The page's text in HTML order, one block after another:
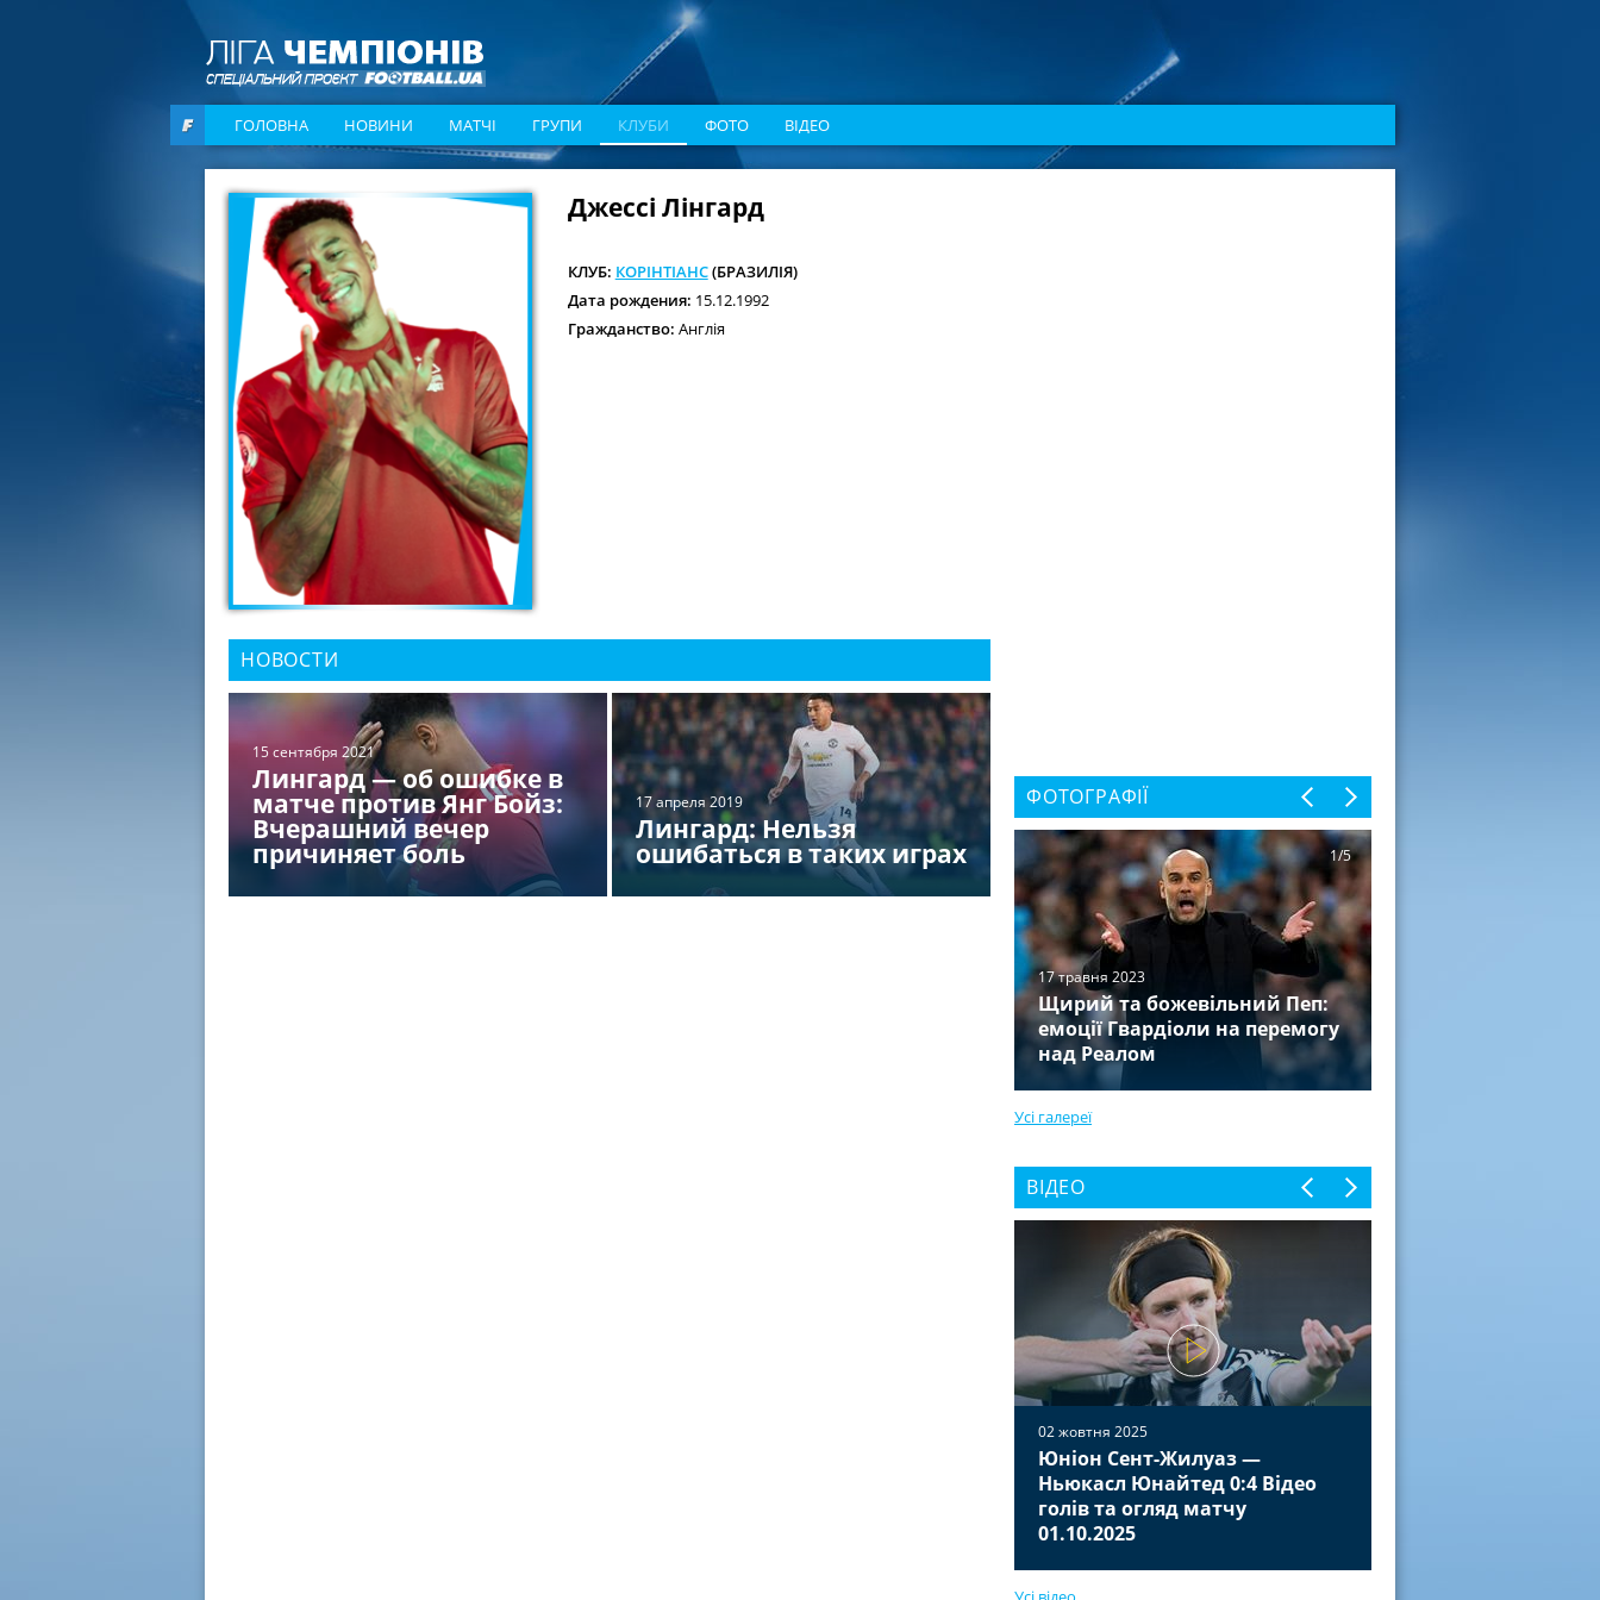
ГОЛОВНА НОВИНИ МАТЧІ ГРУПИ КЛУБИ ФОТО ВІДЕО
Джессі Лінгард
КЛУБ: КОРІНТІАНС(БРАЗИЛІЯ)
Дата рождения: 15.12.1992
Гражданство: Англія
НОВОСТИ
15 сентября 2021
Лингард — об ошибке в
матче против Янг Бойз:
Вчерашний вечер
причиняет боль
17 апреля 2019
Лингард: Нельзя
ошибаться в таких играх
ФОТОГРАФІЇ
17 травня 2023
Щирий та божевільний Пеп:
емоції Гвардіоли на перемогу
над Реалом
1/5
Усі галереї
ВІДЕО
02 жовтня 2025
Юніон Сент-Жилуаз —
Ньюкасл Юнайтед 0:4 Відео
голів та огляд матчу
01.10.2025